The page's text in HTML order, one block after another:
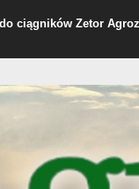
ciągników Zetor